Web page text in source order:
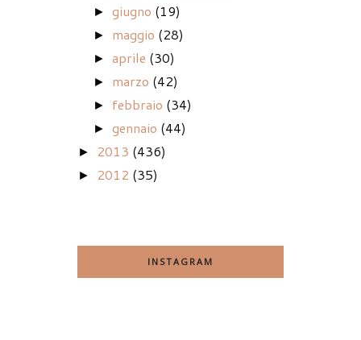
►giugno (19)
► maggio (28)
►aprile (30)
► marzo (42)
► febbraio (34)
►gennaio (44)
► 2013 (436)
► 2012 (35)
INSTAGRAM